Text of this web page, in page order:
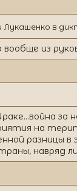
Лукашенко в
из
за
на
разницы в
навряд ли